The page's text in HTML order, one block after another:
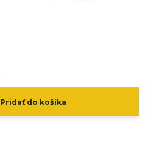
Pridať do košíka